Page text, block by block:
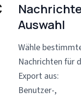
Auswahl
Wähle
Nachrichten für
Export aus:
Benutzer-,